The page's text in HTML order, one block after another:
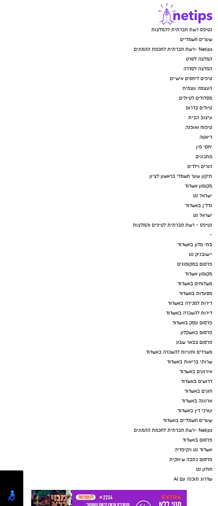
נטיפס רשת חברתית להמלצות
שערים חשמליים
Netips -רשת חברתית לחכמת ההמונים
המלצה לסרט
המלצה לסדרה
טיפים ליחסים אישיים
העצמה עצמית
מסלולים לטיולים
טיולים בדרום
עיצוב הבית
טיפוח ואופנה
דיאטה
יחסי מין
מתכונים
הורים וילדים
תיקון שער חשמלי בראשון לציון
מקומון אשדוד
ישראל נט
נדל"ן באשדוד
ישראל נט
נטיפס - רשת חברתית לטיפים והמלצות
-
בתי מלון באשדוד
יישובניק נט
פרסום במקומונים
מקומון אשדוד
משלוחים באשדוד
מסעדות באשדוד
דירות למכירה באשדוד
דירות להשכרה באשדוד
פרסום עסק באשדוד
פרסום באשקלון
פרסום בבאר שבע
משרדים וחנויות להשכרה באשדוד
שרותי בריאות באשדוד
אירועים באשדוד
דרושים באשדוד
חוגים באשדוד
ארנונה באשדוד
עורכי דין באשדוד
שערים חשמליים באשדוד
Netips -רשת חברתית לחכמת ההמונים
פרסום באשדוד
אשדוד נט ויקיפדיה
פרסום כתבה שיווקית
חולון נט
שדרוג תוכנה עם AI